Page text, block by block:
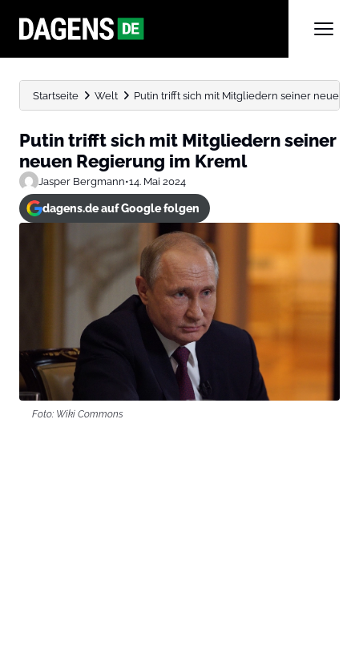
Startseite Welt Putin trifft sich mit Mitgliedern seiner neuen
Putin trifft sich mit Mitgliedern seiner
neuen Regierung im Kreml
Jasper Bergmann•14. Mai 2024
dagens.de auf Google folgen
Foto: Wiki Commons